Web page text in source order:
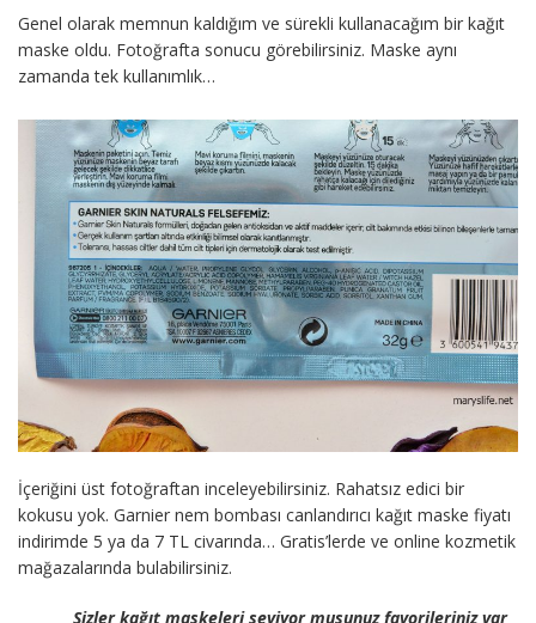
Genel olarak memnun kaldığım ve sürekli kullanacağım bir kağıt
maske oldu. Fotoğrafta sonucu görebilirsiniz. Maske aynı
zamanda tek kullanımlık…
İçeriğini üst fotoğraftan inceleyebilirsiniz. Rahatsız edici bir
kokusu yok. Garnier nem bombası canlandırıcı kağıt maske fiyatı
indirimde 5 ya da 7 TL civarında… Gratis’lerde ve online kozmetik
mağazalarında bulabilirsiniz.
Sizler kağıt maskeleri seviyor musunuz favorileriniz var